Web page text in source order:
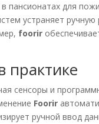
пансионатах для
устраняет
foorir
практике
сенсоры и
Foorir
ручной ввод